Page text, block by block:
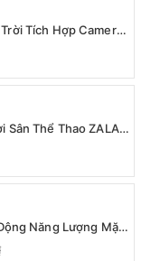
Tích Hợp Camera
Sân Thể Thao ZALAA
Năng Lượng Mặt